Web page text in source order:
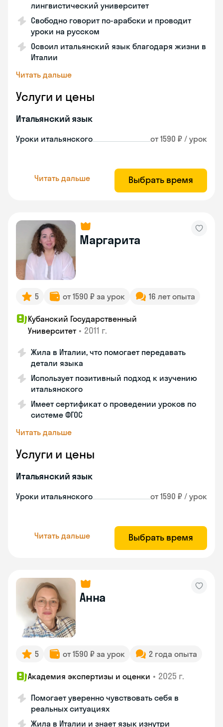
лингвистический университет
Свободно говорит по-арабски и проводит
уроки на русском
Освоил итальянский язык благодаря жизни в
Италии
Читать дальше
Услуги и цены
Итальянский язык
Уроки итальянского от 1590 ₽ / урок
Читать дальше Выбрать время
Маргарита
5 от 1590 ₽ за урок 16 лет опыта
Кубанский Государственный
Университет • 2011 г.
Жила в Италии, что помогает передавать
детали языка
Использует позитивный подход к изучению
итальянского
Имеет сертификат о проведении уроков по
системе ФГОС
Читать дальше
Услуги и цены
Итальянский язык
Уроки итальянского от 1590 ₽ / урок
Читать дальше Выбрать время
Анна
5 от 1590 ₽ за урок 2 года опыта
Академия экспертизы и оценки • 2025 г.
Помогает уверенно чувствовать себя в
реальных ситуациях
Жила в Италии и знает язык изнутри